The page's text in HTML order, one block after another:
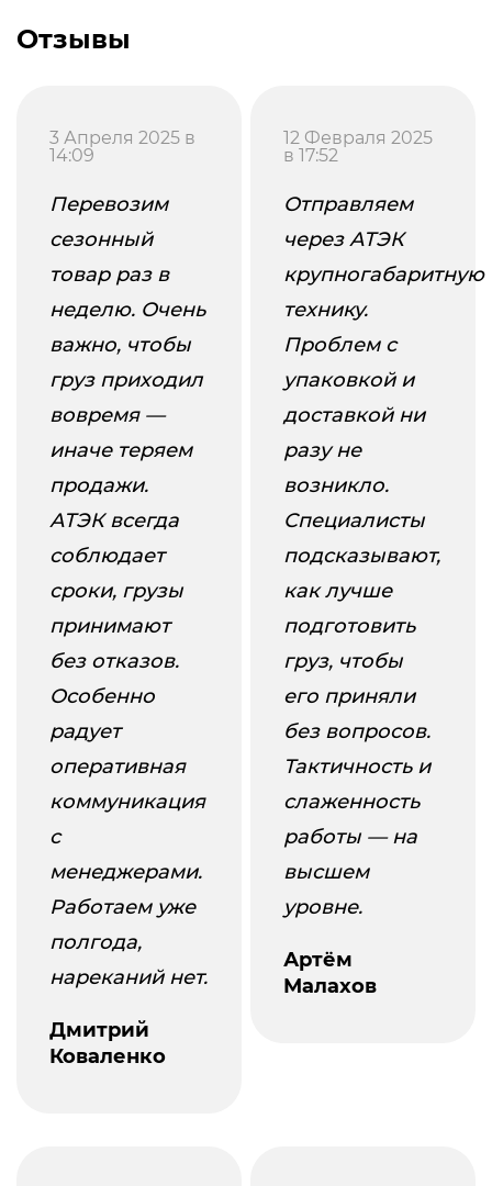
Отзывы
3 Апреля 2025 в
14:09
Перевозим
сезонный
товар раз в
неделю. Очень
важно, чтобы
груз приходил
вовремя —
иначе теряем
продажи.
АТЭК всегда
соблюдает
сроки, грузы
принимают
без отказов.
Особенно
радует
оперативная
коммуникация
с
менеджерами.
Работаем уже
полгода,
нареканий нет.
Дмитрий
Коваленко
12 Февраля 2025
в 17:52
Отправляем
через АТЭК
крупногабаритную
технику.
Проблем с
упаковкой и
доставкой ни
разу не
возникло.
Специалисты
подсказывают,
как лучше
подготовить
груз, чтобы
его приняли
без вопросов.
Тактичность и
слаженность
работы — на
высшем
уровне.
Артём
Малахов